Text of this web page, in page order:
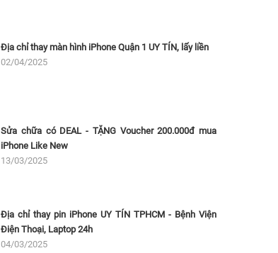
Địa chỉ thay màn hình iPhone Quận 1 UY TÍN, lấy liền
02/04/2025
Sửa chữa có DEAL - TẶNG Voucher 200.000đ mua
iPhone Like New
13/03/2025
Địa chỉ thay pin iPhone UY TÍN TPHCM - Bệnh Viện
Điện Thoại, Laptop 24h
04/03/2025